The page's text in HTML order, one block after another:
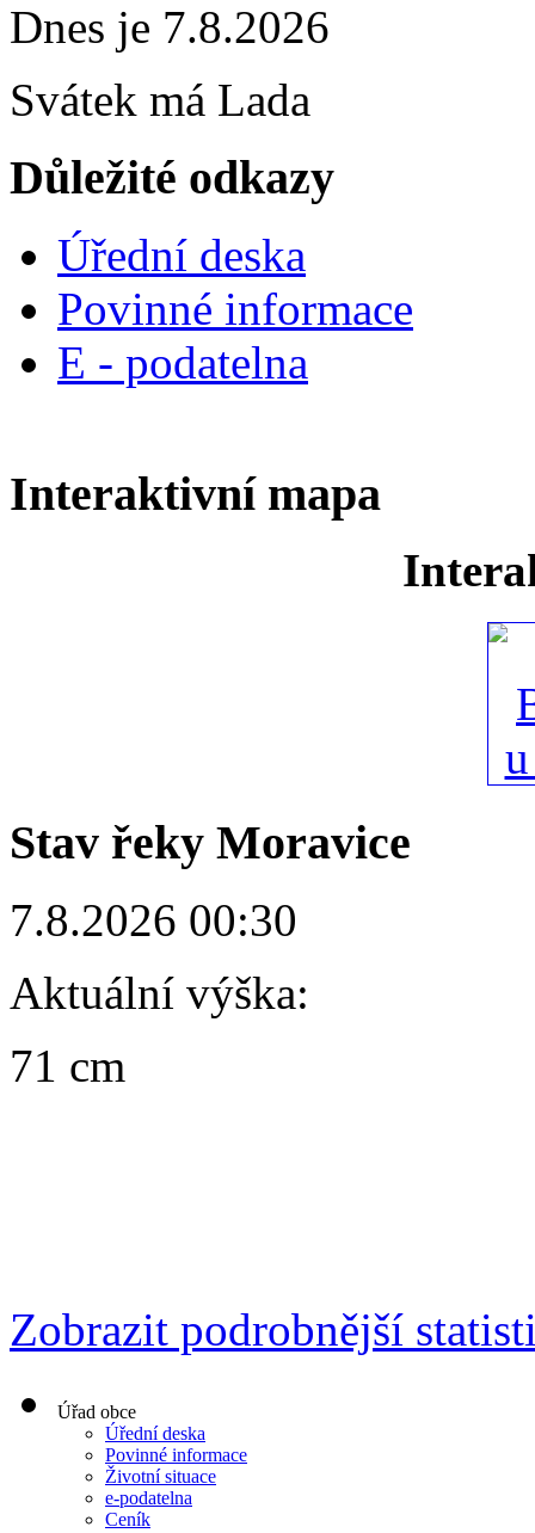
Dnes je 7.8.2026
Svátek má Lada
Důležité odkazy
Úřední deska
Povinné informace
E - podatelna
Interaktivní mapa
Stav řeky Moravice
7.8.2026 00:30
Aktuální výška:
71 cm
Zobrazit podrobnější
Úřad obce
Úřední deska
Povinné informace
Životní situace
e-podatelna
Ceník